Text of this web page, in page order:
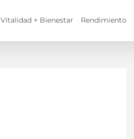
Vitalidad + Bienestar Rendimiento